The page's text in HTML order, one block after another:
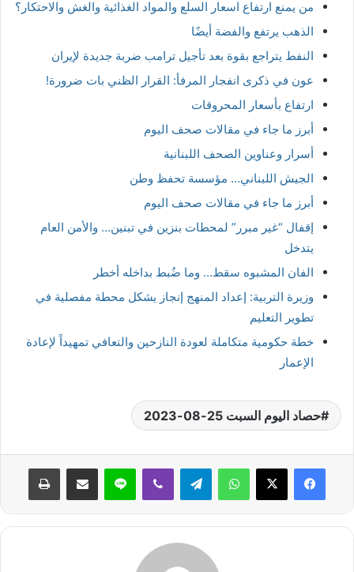
من يمنع ارتفاع اسعار السلع والمواد الغذائية والغش والاحتكار؟
الذهب يرتفع والفضة أيضًا
النفط يتراجع بقوة بعد تأجيل ترامب ضربة جديدة لإيران
عون في ذكرى انفجار المرفأ: القرار الظني بات ضرورة!
ارتفاع بأسعار المحروقات
أبرز ما جاء في مقالات صحف اليوم
أسرار وعناوين الصحف اللبنانية
الجيش اللبناني… مؤسسة تحفظ وطن
أبرز ما جاء في مقالات صحف اليوم
إقفال “غير مبرر” لمحطات بنزين في تبنين… والأمن العام
يتدخل
الفان المشبوه سقط… وما ضُبط بداخله أخطر
وزيرة التربية: إعداد المنهج إنجاز يشكل محطة مفصلية في
تطوير التعليم
خطة حكومية متكاملة لعودة النازحين والتعافي تمهيداً لإعادة
الإعمار
حصاد اليوم السبت 25-08-2023
واتساب تيلقرام ڤايبر لاين مشاركة عبر البريد طباعة